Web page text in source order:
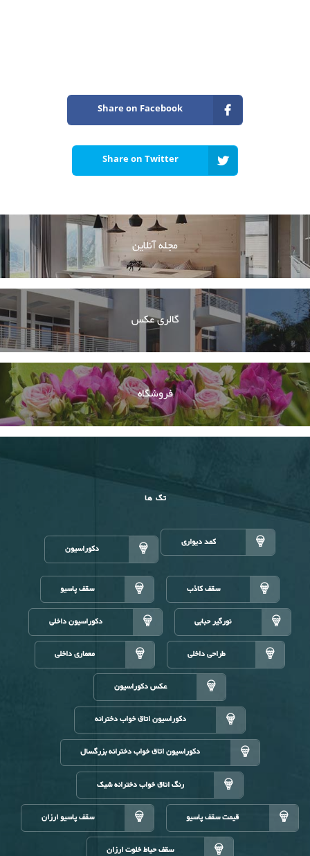
Share on Facebook
Share on Twitter
مجله آنلاین
گالری عکس
فروشگاه
تگ ها
کمد دیواری دکوراسیون
سقف کاذب سقف پاسیو
نورگیر حبابی دکوراسیون داخلی
طراحی داخلی معماری داخلی
عکس دکوراسیون
دکوراسیون اتاق خواب دخترانه
دکوراسیون اتاق خواب دخترانه بزرگسال
رنگ اتاق خواب دخترانه شیک
قیمت سقف پاسیو سقف پاسیو ارزان
سقف حیاط خلوت ارزان